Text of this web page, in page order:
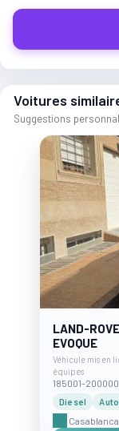
Voitures
Suggestions
LAND-
EVOQUE
Véhicule mis en
équipes
185001-
Diesel
Casablanca